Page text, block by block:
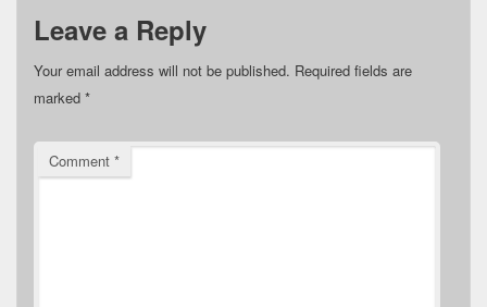
Leave a Reply
Your email address will not be published. Required fields are
marked *
Comment *